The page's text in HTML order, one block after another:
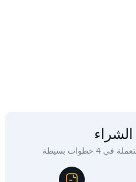
خطوات بسيطة